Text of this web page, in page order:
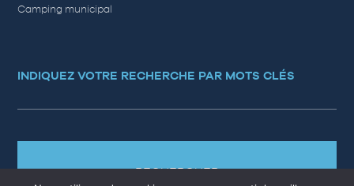
Camping municipal
INDIQUEZ VOTRE RECHERCHE PAR MOTS CLÉS
RECHERCHER